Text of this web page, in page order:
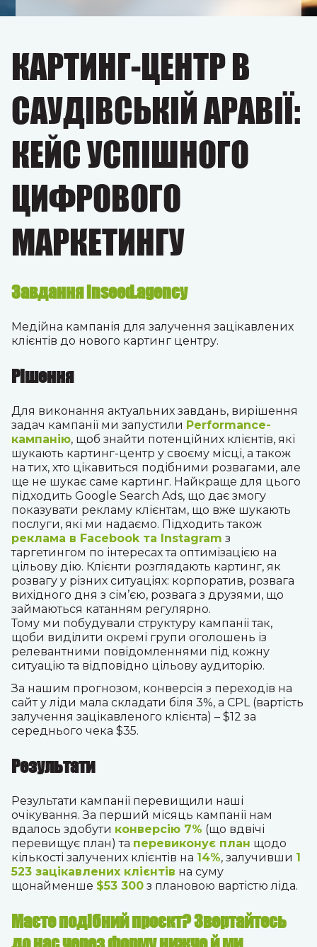
КАРТИНГ-ЦЕНТР В
САУДІВСЬКІЙ АРАВІЇ:
КЕЙС УСПІШНОГО
ЦИФРОВОГО
МАРКЕТИНГУ
Завдання inseed.agency
Медійна кампанія для залучення зацікавлених
клієнтів до нового картинг центру.
Рішення
Для виконання актуальних завдань, вирішення
задач кампанії ми запустили Performance-
кампанію, щоб знайти потенційних клієнтів, які
шукають картинг-центр у своєму місці, а також
на тих, хто цікавиться подібними розвагами, але
ще не шукає саме картинг. Найкраще для цього
підходить Google Search Ads, що дає змогу
показувати рекламу клієнтам, що вже шукають
послуги, які ми надаємо. Підходить також
реклама в Facebook та Instagram з
таргетингом по інтересах та оптимізацією на
цільову дію. Клієнти розглядають картинг, як
розвагу у різних ситуаціях: корпоратив, розвага
вихідного дня з сім’єю, розвага з друзями, що
займаються катанням регулярно.
Тому ми побудували структуру кампанії так,
щоби виділити окремі групи оголошень із
релевантними повідомленнями під кожну
ситуацію та відповідно цільову аудиторію.
За нашим прогнозом, конверсія з переходів на
сайт у ліди мала складати біля 3%, а CPL (вартість
залучення зацікавленого клієнта) – $12 за
середнього чека $35.
Результати
Результати кампанії перевищили наші
очікування. За перший місяць кампанії нам
вдалось здобути конверсію 7% (що вдвічі
перевищує план) та перевиконує план щодо
кількості залучених клієнтів на 14%, залучивши 1
523 зацікавлених клієнтів на суму
щонайменше $53 300 з плановою вартістю ліда.
Маєте подібний проєкт? Звертайтесь